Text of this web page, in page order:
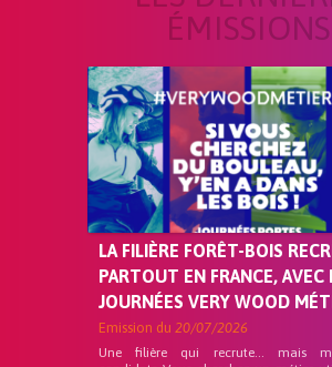
ÉMISSIONS
LA FILIÈRE FORÊT-BOIS
PARTOUT EN FRANCE, AVEC
JOURNÉES VERY WOOD
Emission du 20/07/2026
Une filière qui recrute… mais